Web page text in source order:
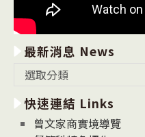
最新消息 News
消
息
選取分類
快速連結 Links
曾文家商實境導覽